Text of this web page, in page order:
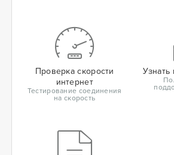
Проверка скорости
интернет
Тестирование соединения
на скорость
Узнать